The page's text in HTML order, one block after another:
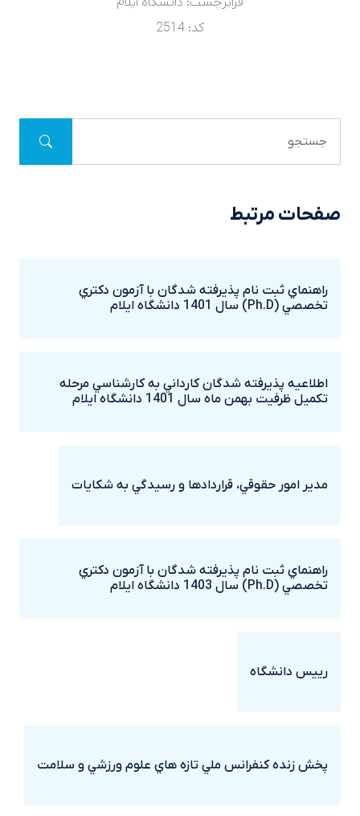
کد: 2514
صفحات مرتبط
راهنماي ثبت نام پذيرفته شدگان با آزمون دکتري
تخصصي (Ph.D) سال 1401 دانشگاه ايلام
اطلاعيه پذيرفته شدگان کارداني به کارشناسي مرحله
تکميل ظرفيت بهمن ماه سال 1401 دانشگاه ايلام
مدير امور حقوقي، قراردادها و رسيدگي به شکايات
راهنماي ثبت نام پذيرفته شدگان با آزمون دکتري
تخصصي (Ph.D) سال 1403 دانشگاه ايلام
رييس دانشگاه
پخش زنده کنفرانس ملي تازه هاي علوم ورزشي و سلامت